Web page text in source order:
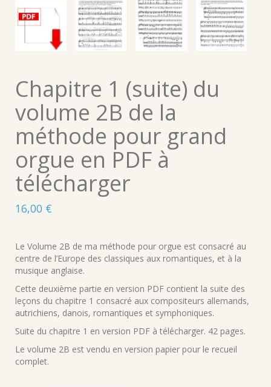
Chapitre 1 (suite) du
volume 2B de la
méthode pour grand
orgue en PDF à
télécharger
16,00 €
Le Volume 2B de ma méthode pour orgue est consacré au
centre de l’Europe des classiques aux romantiques, et à la
musique anglaise.
Cette deuxième partie en version PDF contient la suite des
leçons du chapitre 1 consacré aux compositeurs allemands,
autrichiens, danois, romantiques et symphoniques.
Suite du chapitre 1 en version PDF à télécharger. 42 pages.
Le volume 2B est vendu en version papier pour le recueil
complet.